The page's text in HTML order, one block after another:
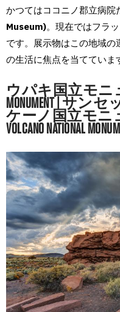
かつてはココニノ郡立病院
Museum)。現在ではフラ
です。展示物はこの地域
の生活に焦点を当てていま
ウパキ国立モニュメ
MONUMENT | サ
ケーノ国立モニュメ
VOLCANO NATIONAL